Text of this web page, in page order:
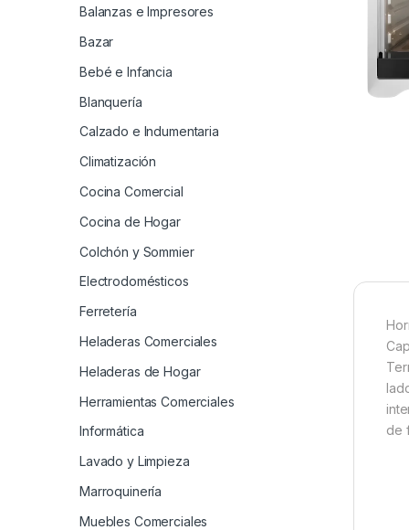
de
Balanzas e Impresores
Bazar
Bebé e Infancia
Blanquería
Calzado e Indumentaria
Climatización
Cocina Comercial
Cocina de Hogar
Colchón y Sommier
Electrodomésticos
Ferretería
Heladeras Comerciales
Heladeras de Hogar
Herramientas Comerciales
Informática
Lavado y Limpieza
Marroquinería
Muebles Comerciales